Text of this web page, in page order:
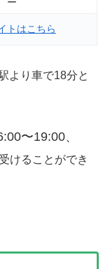
トはこちら
より車で18分と
〜19:00、
けることができ